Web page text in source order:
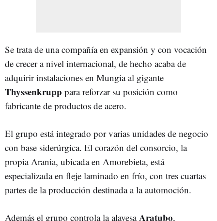
Se trata de una compañía en expansión y con vocación
de crecer a nivel internacional, de hecho acaba de
adquirir instalaciones en Mungia al gigante
Thyssenkrupp para reforzar su posición como
fabricante de productos de acero.
El grupo está integrado por varias unidades de negocio
con base siderúrgica. El corazón del consorcio, la
propia Arania, ubicada en Amorebieta, está
especializada en fleje laminado en frío, con tres cuartas
partes de la producción destinada a la automoción.
Además el grupo controla la alavesaAratubo,